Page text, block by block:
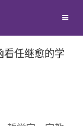
任继愈的学